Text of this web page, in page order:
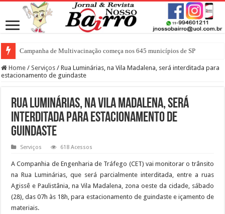
Campanha de Multivacinação começa nos 645 municípios de SP
Home / Serviços / Rua Luminárias, na Vila Madalena, será interditada para
estacionamento de guindaste
Rua Luminárias, na Vila Madalena, será
interditada para estacionamento de
guindaste
Serviços 618 Acessos
A Companhia de Engenharia de Tráfego (CET) vai monitorar o trânsito
na Rua Luminárias, que será parcialmente interditada, entre a ruas
Agissê e Paulistânia, na Vila Madalena, zona oeste da cidade, sábado
(28), das 07h às 18h, para estacionamento de guindaste e içamento de
materiais.